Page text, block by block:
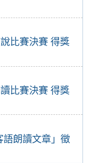
比賽決賽 得獎
比賽決賽 得獎
語朗讀文章」徵